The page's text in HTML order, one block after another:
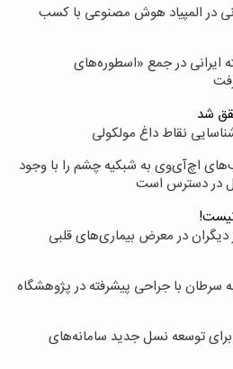
در المپیاد هوش مصنوعی با کسب
ایرانی در جمع «اسطوره‌های
شد
نقاط داغ مولکولی
اچ‌آی‌وی به شبکیه چشم را با وجود
در دسترس است
دیگران در معرض بیماری‌های قلبی
سرطان با جراحی پیشرفته در پژوهشگاه
برای توسعه نسل جدید سامانه‌های